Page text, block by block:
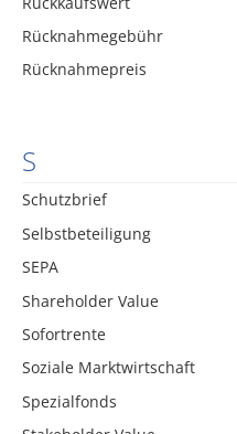
Rücknahmegebühr
Rücknahmepreis
S
Schutzbrief
Selbstbeteiligung
SEPA
Shareholder Value
Sofortrente
Soziale Marktwirtschaft
Spezialfonds